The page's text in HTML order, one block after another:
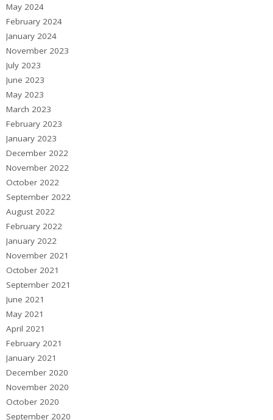
May 2024
February 2024
January 2024
November 2023
July 2023
June 2023
May 2023
March 2023
February 2023
January 2023
December 2022
November 2022
October 2022
September 2022
August 2022
February 2022
January 2022
November 2021
October 2021
September 2021
June 2021
May 2021
April 2021
February 2021
January 2021
December 2020
November 2020
October 2020
September 2020